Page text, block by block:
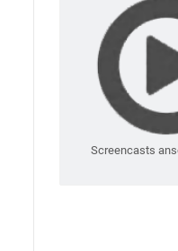
Screencasts